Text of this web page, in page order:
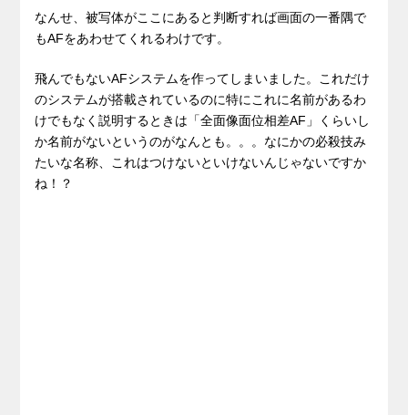
なんせ、被写体がここにあると判断すれば画面の一番隅で
もAFをあわせてくれるわけです。
飛んでもないAFシステムを作ってしまいました。これだけ
のシステムが搭載されているのに特にこれに名前があるわ
けでもなく説明するときは「全面像面位相差AF」くらいし
か名前がないというのがなんとも。。。なにかの必殺技み
たいな名称、これはつけないといけないんじゃないですか
ね！？